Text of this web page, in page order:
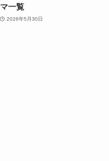
マ一覧
2026年5月30日